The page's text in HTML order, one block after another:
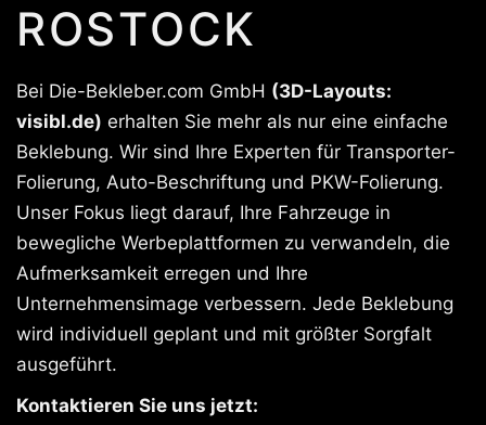
ROSTOCK
Bei Die-Bekleber.com GmbH (3D-Layouts:
visibl.de) erhalten Sie mehr als nur eine einfache
Beklebung. Wir sind Ihre Experten für Transporter-
Folierung, Auto-Beschriftung und PKW-Folierung.
Unser Fokus liegt darauf, Ihre Fahrzeuge in
bewegliche Werbeplattformen zu verwandeln, die
Aufmerksamkeit erregen und Ihre
Unternehmensimage verbessern. Jede Beklebung
wird individuell geplant und mit größter Sorgfalt
ausgeführt.
Kontaktieren Sie uns jetzt: